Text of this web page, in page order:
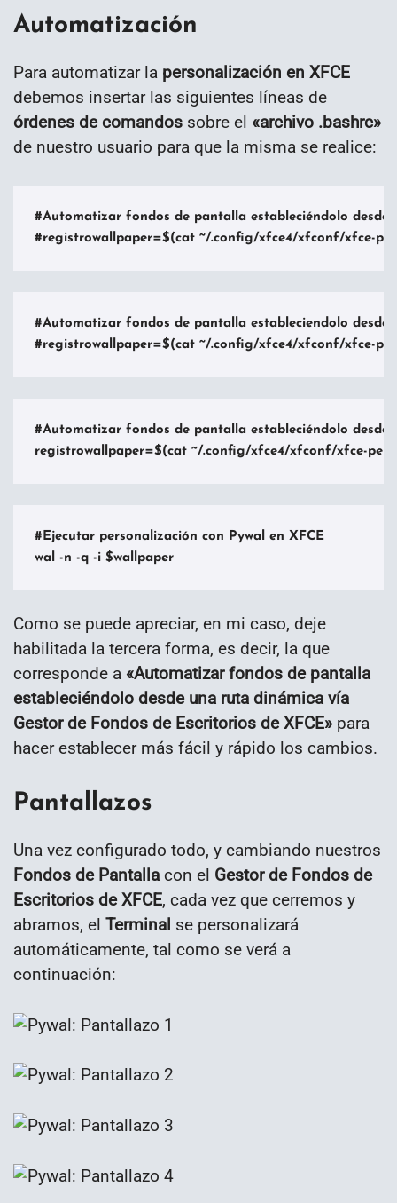
Automatización
Para automatizar la personalización en XFCE
debemos insertar las siguientes líneas de
órdenes de comandos sobre el «archivo .bashrc»
de nuestro usuario para que la misma se realice:
#Automatizar fondos de pantalla estableciéndolo desde
#registrowallpaper=$(cat ~/.config/xfce4/xfconf/xfce-
#Automatizar fondos de pantalla estableciendolo
#registrowallpaper=$(cat ~/.config/xfce4/xfconf/xfce-
#Automatizar fondos de pantalla estableciéndolo desde
registrowallpaper=$(cat ~/.config/xfce4/xfconf/xfce-
#Ejecutar personalización con Pywal en XFCE
wal -n -q -i $wallpaper
Como se puede apreciar, en mi caso, deje
habilitada la tercera forma, es decir, la que
corresponde a «Automatizar fondos de pantalla
estableciéndolo desde una ruta dinámica vía
Gestor de Fondos de Escritorios de XFCE» para
hacer establecer más fácil y rápido los cambios.
Pantallazos
Una vez configurado todo, y cambiando nuestros
Fondos de Pantalla con el Gestor de Fondos de
Escritorios de XFCE, cada vez que cerremos y
abramos, el Terminal se personalizará
automáticamente, tal como se verá a
continuación: